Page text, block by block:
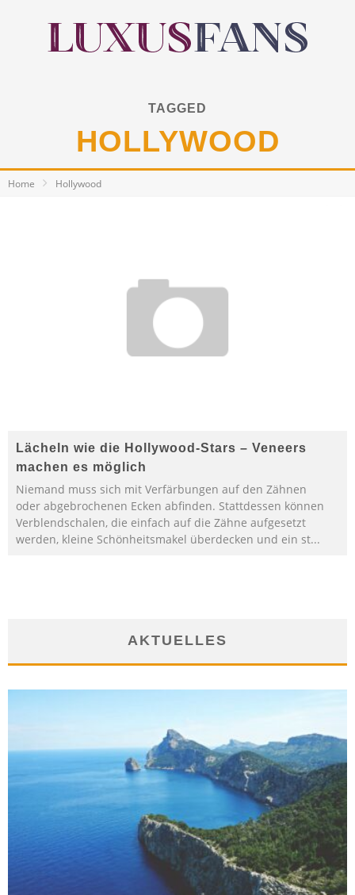
TAGGED
HOLLYWOOD
Home Hollywood
Lächeln wie die Hollywood-Stars – Veneers
machen es möglich
Niemand muss sich mit Verfärbungen auf den Zähnen
oder abgebrochenen Ecken abfinden. Stattdessen können
Verblendschalen, die einfach auf die Zähne aufgesetzt
werden, kleine Schönheitsmakel überdecken und ein st...
AKTUELLES